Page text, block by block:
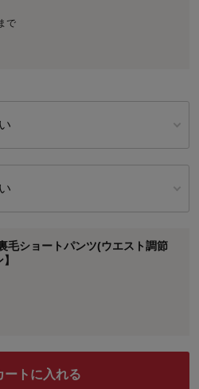
で
毛ショートパンツ(ウエスト調節
ートに入れる